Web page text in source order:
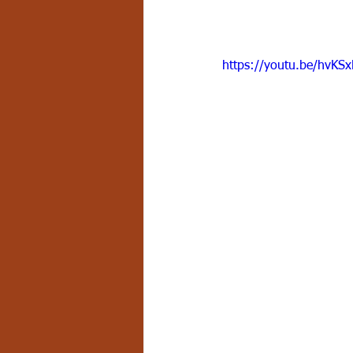
https://youtu.be/